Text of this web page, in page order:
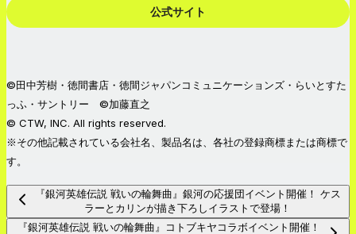
公式サイト
©田中芳樹・徳間書店・徳間ジャパンコミュニケーションズ・らいとすた
っふ・サントリー ©加藤直之
© CTW, INC. All rights reserved.
※その他記載されている会社名、製品名は、各社の登録商標または商標で
す。
『銀河英雄伝説 戦いの輪舞曲』銀河の応援団イベント開催！ ケス
ラーとカリンが描き下ろしイラストで登場！
『銀河英雄伝説 戦いの輪舞曲』コトブキヤコラボイベント開催！